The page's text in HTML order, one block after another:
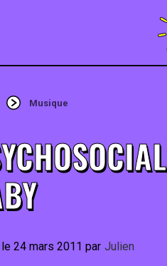
Musique
24 mars 2011 By Julien